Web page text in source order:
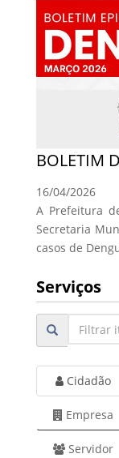
BOLETIM
16/04/2026
A Prefeitura
Secretaria
casos de
Serviços
Cidadão
Empresa
Servidor